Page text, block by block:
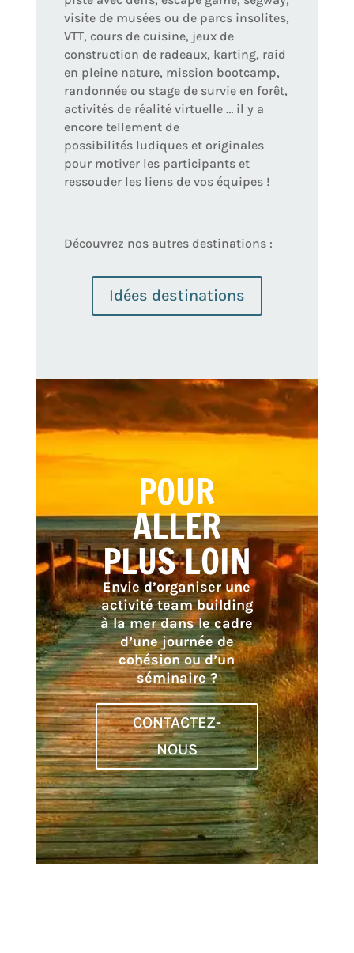
visite de musées ou de parcs insolites,
VTT, cours de cuisine, jeux de
construction de radeaux, karting, raid
en pleine nature, mission bootcamp,
randonnée ou stage de survie en forêt,
activités de réalité virtuelle … il y a
encore tellement de
possibilités ludiques et originales
pour motiver les participants et
ressouder les liens de vos équipes !
Découvrez nos autres destinations :
Idées destinations
POUR
ALLER
PLUS LOIN
Envie d’organiser une
activité team building
à la mer dans le cadre
d’une journée de
cohésion ou d’un
séminaire ?
CONTACTEZ-
NOUS